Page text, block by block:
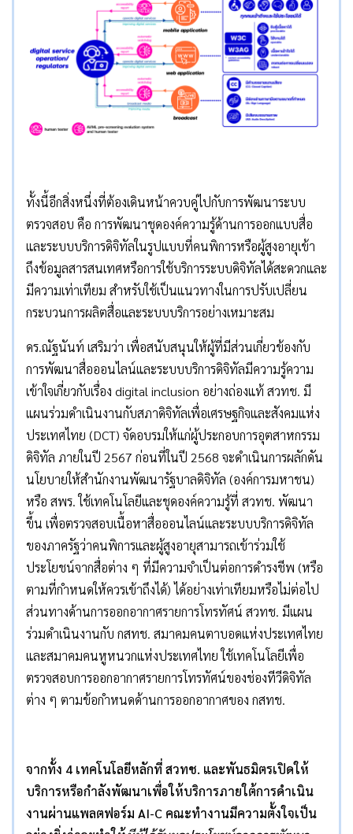
ทั้งนี้อีกสิ่งหนึ่งที่ต้องเดินหน้าควบคู่ไปกับการพัฒนาระบบ
ตรวจสอบ คือ การพัฒนาชุดองค์ความรู้ด้านการออกแบบสื่อ
และระบบบริการดิจิทัลในรูปแบบที่คนพิการหรือผู้สูงอายุเข้า
ถึงข้อมูลสารสนเทศหรือการใช้บริการระบบดิจิทัลได้สะดวกและ
มีความเท่าเทียม สำหรับใช้เป็นแนวทางในการปรับเปลี่ยน
กระบวนการผลิตสื่อและระบบบริการอย่างเหมาะสม
ดร.ณัฐนันท์ เสริมว่า เพื่อสนับสนุนให้ผู้ที่มีส่วนเกี่ยวข้องกับ
การพัฒนาสื่อออนไลน์และระบบบริการดิจิทัลมีความรู้ความ
เข้าใจเกี่ยวกับเรื่อง digital inclusion อย่างถ่องแท้ สวทช. มี
แผนร่วมดำเนินงานกับสภาดิจิทัลเพื่อเศรษฐกิจและสังคมแห่ง
ประเทศไทย (DCT) จัดอบรมให้แก่ผู้ประกอบการอุตสาหกรรม
ดิจิทัล ภายในปี 2567 ก่อนที่ในปี 2568 จะดำเนินการผลักดัน
นโยบายให้สำนักงานพัฒนารัฐบาลดิจิทัล (องค์การมหาชน)
หรือ สพร. ใช้เทคโนโลยีและชุดองค์ความรู้ที่ สวทช. พัฒนา
ขึ้น เพื่อตรวจสอบเนื้อหาสื่อออนไลน์และระบบบริการดิจิทัล
ของภาครัฐว่าคนพิการและผู้สูงอายุสามารถเข้าร่วมใช้
ประโยชน์จากสื่อต่าง ๆ ที่มีความจำเป็นต่อการดำรงชีพ (หรือ
ตามที่กำหนดให้ควรเข้าถึงได้) ได้อย่างเท่าเทียมหรือไม่ต่อไป
ส่วนทางด้านการออกอากาศรายการโทรทัศน์ สวทช. มีแผน
ร่วมดำเนินงานกับ กสทช. สมาคมคนตาบอดแห่งประเทศไทย
และสมาคมคนหูหนวกแห่งประเทศไทย ใช้เทคโนโลยีเพื่อ
ตรวจสอบการออกอากาศรายการโทรทัศน์ของช่องทีวีดิจิทัล
ต่าง ๆ ตามข้อกำหนดด้านการออกอากาศของ กสทช.
จากทั้ง 4 เทคโนโลยีหลักที่ สวทช. และพันธมิตรเปิดให้
บริการหรือกำลังพัฒนาเพื่อให้บริการภายใต้การดำเนิน
งานผ่านแพลตฟอร์ม AI-C คณะทำงานมีความตั้งใจเป็น